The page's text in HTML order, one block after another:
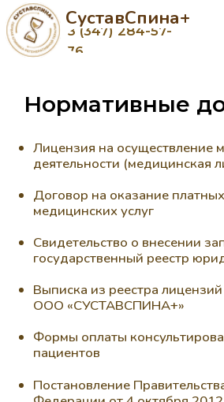
СуставСпина+
8 (347) 284-57-
76
Лицензия на осуществление медицинской
деятельности (медицинская лицензия)
медицинских услуг
Свидетельство о внесении записи в Единый
Выписка из реестра лицензий
ООО «СУСТАВСПИНА+»
Формы оплаты консультирования и лечения
пациентов
Федерации от 4 октября 2012 г. № 1006 г.
Москва "Об утверждении Правил
предоставления медицинскими
Федеральный закон РФ от 27.06.2006
№ 152-ФЗ "О персональных данных"
персональных данных